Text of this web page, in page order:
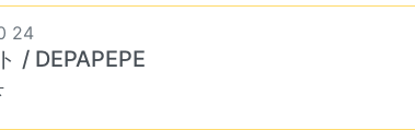
24
/ DEPAPEPE